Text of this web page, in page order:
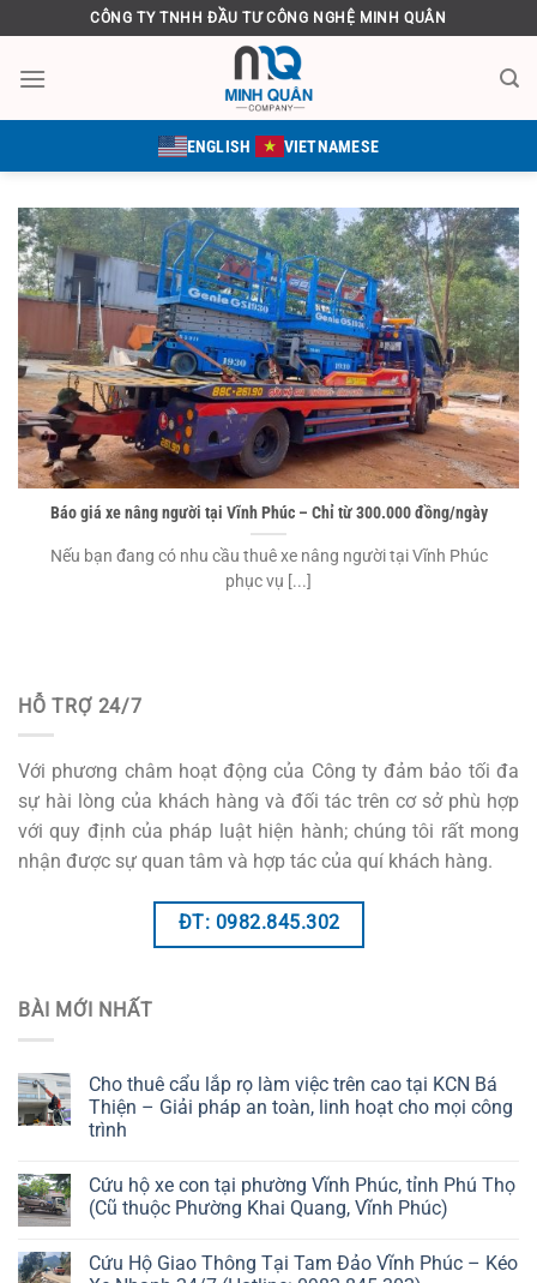
qua
nội
CÔNG TY TNHH ĐẦU TƯ CÔNG NGHỆ MINH QUÂN
ENGLISH VIETNAMESE
Báo giá xe nâng người tại Vĩnh Phúc – Chỉ từ 300.000 đồng/ngày
Nếu bạn đang có nhu cầu thuê xe nâng người tại Vĩnh Phúc
phục vụ [...]
HỖ TRỢ 24/7
Với phương châm hoạt động của Công ty đảm bảo tối đa
sự hài lòng của khách hàng và đối tác trên cơ sở phù hợp
với quy định của pháp luật hiện hành; chúng tôi rất mong
nhận được sự quan tâm và hợp tác của quí khách hàng.
ĐT: 0982.845.302
BÀI MỚI NHẤT
Cho thuê cẩu lắp rọ làm việc trên cao tại KCN Bá
Thiện – Giải pháp an toàn, linh hoạt cho mọi công
trình
Cứu hộ xe con tại phường Vĩnh Phúc, tỉnh Phú Thọ
(Cũ thuộc Phường Khai Quang, Vĩnh Phúc)
Cứu Hộ Giao Thông Tại Tam Đảo Vĩnh Phúc – Kéo